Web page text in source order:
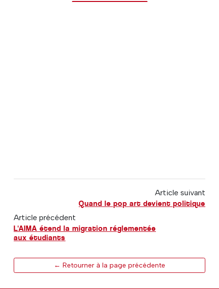
Article suivant
Quand le pop art devient politique
Article précédent
L'AIMA étend la migration réglementée
aux étudiants
← Retourner à la page précédente